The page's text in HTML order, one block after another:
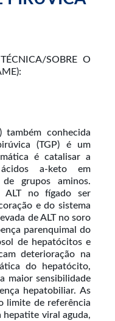
SOBRE O
também conhecida
(TGP) é um
é catalisar a
a-keto em
grupos aminos.
ALT no fígado ser
e do sistema
de ALT no soro
parenquimal do
de hepatócitos e
deterioração na
do hepatócito,
maior sensibilidade
hepatobiliar. As
limite de referência
hepatite viral aguda,